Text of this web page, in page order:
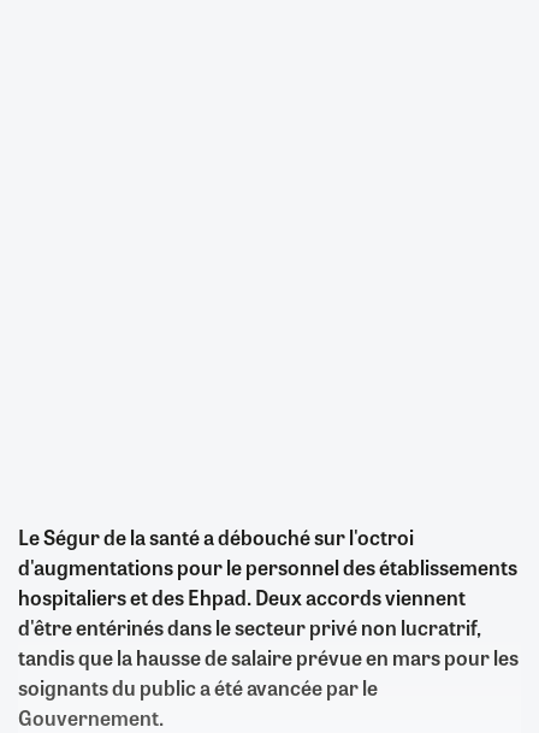
Le Ségur de la santé a débouché sur l'octroi
d'augmentations pour le personnel des établissements
hospitaliers et des Ehpad. Deux accords viennent
d'être entérinés dans le secteur privé non lucratrif,
tandis que la hausse de salaire prévue en mars pour les
soignants du public a été avancée par le
Gouvernement.